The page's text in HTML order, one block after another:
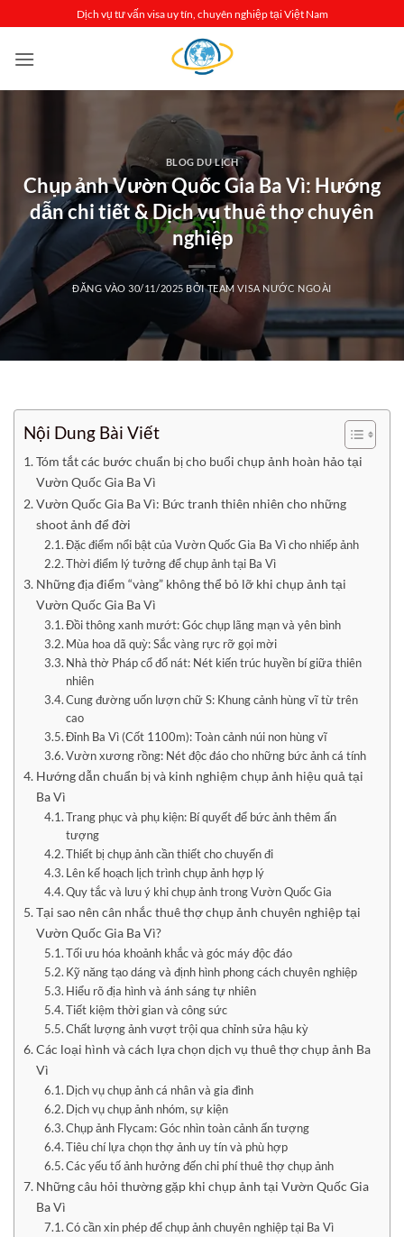
qua
nội
Dịch vụ tư vấn visa uy tín, chuyên nghiệp tại Việt Nam
BLOG DU LỊCH
Chụp ảnh Vườn Quốc Gia Ba Vì: Hướng
dẫn chi tiết & Dịch vụ thuê thợ chuyên
nghiệp
ĐĂNG VÀO30/11/2025 BỞITEAM VISA NƯỚC NGOÀI
Nội Dung Bài Viết
Tóm tắt các bước chuẩn bị cho buổi chụp ảnh hoàn hảo tại
Vườn Quốc Gia Ba Vì
Vườn Quốc Gia Ba Vì: Bức tranh thiên nhiên cho những
shoot ảnh để đời
Đặc điểm nổi bật của Vườn Quốc Gia Ba Vì cho nhiếp ảnh
Thời điểm lý tưởng để chụp ảnh tại Ba Vì
Những địa điểm “vàng” không thể bỏ lỡ khi chụp ảnh tại
Vườn Quốc Gia Ba Vì
Đồi thông xanh mướt: Góc chụp lãng mạn và yên bình
Mùa hoa dã quỳ: Sắc vàng rực rỡ gọi mời
Nhà thờ Pháp cổ đổ nát: Nét kiến trúc huyền bí giữa thiên
nhiên
Cung đường uốn lượn chữ S: Khung cảnh hùng vĩ từ trên
cao
Đỉnh Ba Vì (Cốt 1100m): Toàn cảnh núi non hùng vĩ
Vườn xương rồng: Nét độc đáo cho những bức ảnh cá tính
Hướng dẫn chuẩn bị và kinh nghiệm chụp ảnh hiệu quả tại
Ba Vì
Trang phục và phụ kiện: Bí quyết để bức ảnh thêm ấn
tượng
Thiết bị chụp ảnh cần thiết cho chuyến đi
Lên kế hoạch lịch trình chụp ảnh hợp lý
Quy tắc và lưu ý khi chụp ảnh trong Vườn Quốc Gia
Tại sao nên cân nhắc thuê thợ chụp ảnh chuyên nghiệp tại
Vườn Quốc Gia Ba Vì?
Tối ưu hóa khoảnh khắc và góc máy độc đáo
Kỹ năng tạo dáng và định hình phong cách chuyên nghiệp
Hiểu rõ địa hình và ánh sáng tự nhiên
Tiết kiệm thời gian và công sức
Chất lượng ảnh vượt trội qua chỉnh sửa hậu kỳ
Các loại hình và cách lựa chọn dịch vụ thuê thợ chụp ảnh Ba
Vì
Dịch vụ chụp ảnh cá nhân và gia đình
Dịch vụ chụp ảnh nhóm, sự kiện
Chụp ảnh Flycam: Góc nhìn toàn cảnh ấn tượng
Tiêu chí lựa chọn thợ ảnh uy tín và phù hợp
Các yếu tố ảnh hưởng đến chi phí thuê thợ chụp ảnh
Những câu hỏi thường gặp khi chụp ảnh tại Vườn Quốc Gia
Ba Vì
Có cần xin phép để chụp ảnh chuyên nghiệp tại Ba Vì